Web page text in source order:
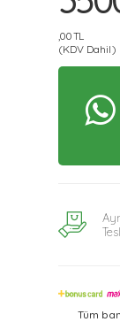
,00 TL
(KDV Dahil)
Tüm